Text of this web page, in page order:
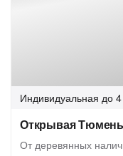
Индивидуальная до
Открывая Тюмень
От деревянных